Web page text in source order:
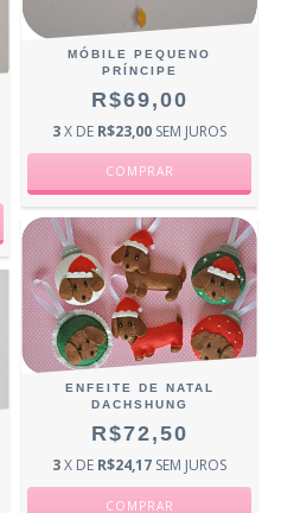
MÓBILE PEQUENO
PRÍNCIPE
R$69,00
3X DE R$23,00 SEM JUROS
ENFEITE DE NATAL
DACHSHUNG
R$72,50
3X DE R$24,17 SEM JUROS